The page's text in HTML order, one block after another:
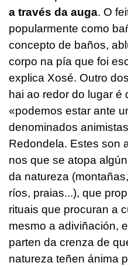
a través da auga. O
popularmente como
concepto de baños,
corpo na pía que foi
explica Xosé. Outro
hai ao redor do lugar é
«podemos estar ante
denominados
Redondela. Estes son
nos que se atopa
da natureza
ríos, praias...), que
rituais que procuran a
mesmo a adiviñación,
parten da crenza de
natureza teñen ánima